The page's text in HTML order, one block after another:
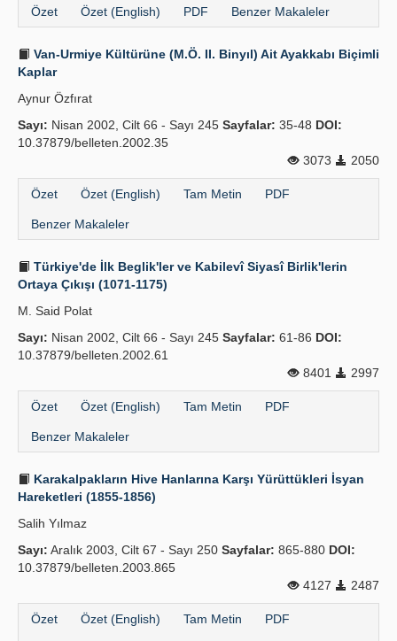
Özet Özet (English) PDF Benzer Makaleler
Van-Urmiye Kültürüne (M.Ö. II. Binyıl) Ait Ayakkabı Biçimli
Kaplar
Aynur Özfırat
Sayı: Nisan 2002, Cilt 66 - Sayı 245 Sayfalar: 35-48 DOI:
10.37879/belleten.2002.35
3073
2050
Özet Özet (English) Tam Metin PDF
Benzer Makaleler
Türkiye'de İlk Beglik'ler ve Kabilevî Siyasî Birlik'lerin
Ortaya Çıkışı (1071-1175)
M. Said Polat
Sayı: Nisan 2002, Cilt 66 - Sayı 245 Sayfalar: 61-86 DOI:
10.37879/belleten.2002.61
8401
2997
Özet Özet (English) Tam Metin PDF
Benzer Makaleler
Karakalpakların Hive Hanlarına Karşı Yürüttükleri İsyan
Hareketleri (1855-1856)
Salih Yılmaz
Sayı: Aralık 2003, Cilt 67 - Sayı 250 Sayfalar: 865-880 DOI:
10.37879/belleten.2003.865
4127
2487
Özet Özet (English) Tam Metin PDF